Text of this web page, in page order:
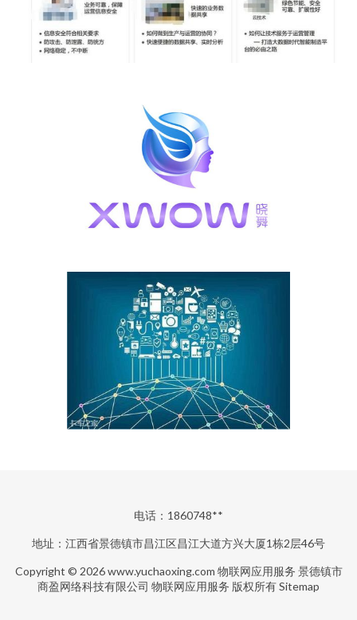
电话：1860748**
地址：江西省景德镇市昌江区昌江大道方兴大厦1栋2层46号
Copyright © 2026www.yuchaoxing.com 物联网应用服务 景德镇市
商盈网络科技有限公司 物联网应用服务 版权所有Sitemap